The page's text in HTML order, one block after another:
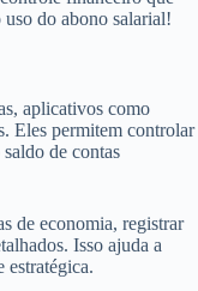
do abono salarial!
aplicativos como
Eles permitem controlar
de contas
de economia, registrar
Isso ajuda a
estratégica.